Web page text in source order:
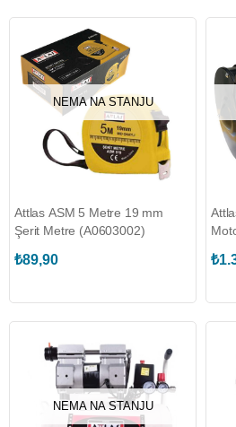
NEMA NA STANJU
Attlas ASM 5 Metre 19 mm
Şerit Metre (A0603002)
₺89,90
NEMA NA STANJU